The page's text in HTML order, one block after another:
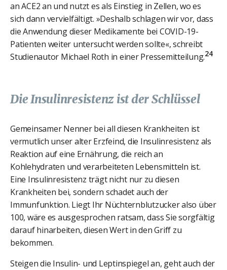
an ACE2 an und nutzt es als Einstieg in Zellen, wo es
sich dann vervielfältigt. »Deshalb schlagen wir vor, dass
die Anwendung dieser Medikamente bei COVID-19-
Patienten weiter untersucht werden sollte«, schreibt
Studienautor Michael Roth in einer Pressemitteilung.24
Die Insulinresistenz ist der Schlüssel
Gemeinsamer Nenner bei all diesen Krankheiten ist
vermutlich unser alter Erzfeind, die Insulinresistenz als
Reaktion auf eine Ernährung, die reich an
Kohlehydraten und verarbeiteten Lebensmitteln ist.
Eine Insulinresistenz trägt nicht nur zu diesen
Krankheiten bei, sondern schadet auch der
Immunfunktion. Liegt Ihr Nüchternblutzucker also über
100, wäre es ausgesprochen ratsam, dass Sie sorgfältig
darauf hinarbeiten, diesen Wert in den Griff zu
bekommen.
Steigen die Insulin- und Leptinspiegel an, geht auch der